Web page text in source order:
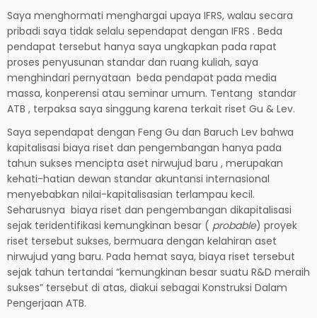
Saya menghormati menghargai upaya IFRS, walau secara
pribadi saya tidak selalu sependapat dengan IFRS . Beda
pendapat tersebut hanya saya ungkapkan pada rapat
proses penyusunan standar dan ruang kuliah, saya
menghindari pernyataan beda pendapat pada media
massa, konperensi atau seminar umum. Tentang standar
ATB , terpaksa saya singgung karena terkait riset Gu & Lev.
Saya sependapat dengan Feng Gu dan Baruch Lev bahwa
kapitalisasi biaya riset dan pengembangan hanya pada
tahun sukses mencipta aset nirwujud baru , merupakan
kehati-hatian dewan standar akuntansi internasional
menyebabkan nilai-kapitalisasian terlampau kecil.
Seharusnya biaya riset dan pengembangan dikapitalisasi
sejak teridentifikasi kemungkinan besar ( probable) proyek
riset tersebut sukses, bermuara dengan kelahiran aset
nirwujud yang baru. Pada hemat saya, biaya riset tersebut
sejak tahun tertandai “kemungkinan besar suatu R&D meraih
sukses” tersebut di atas, diakui sebagai Konstruksi Dalam
Pengerjaan ATB.